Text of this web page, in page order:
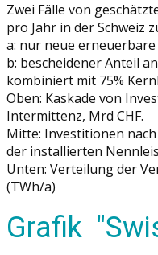
Zwei Fälle von
pro Jahr in der Schweiz
a: nur neue
b: bescheidener Anteil
kombiniert mit 75%
Oben: Kaskade von
Intermittenz, Mrd CHF.
Mitte: Investitionen
der installierten
Unten: Verteilung der
(TWh/a)
Grafik